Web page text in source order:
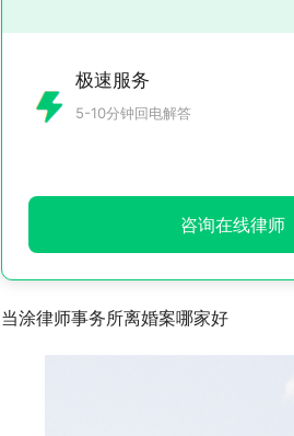
极速服务
5-10分钟回电解答
咨询在线律师
当涂律师事务所离婚案哪家好